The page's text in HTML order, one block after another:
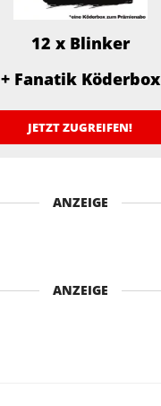
12 x Blinker
+ Fanatik Köderbox
JETZT ZUGREIFEN!
ANZEIGE
ANZEIGE